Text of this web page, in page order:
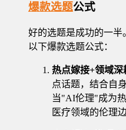
爆款选题公式
好的选题是成功的一半
以下爆款选题公式：
热点嫁接+领域深
点话题，结合自
当"AI伦理"成为
医疗领域的伦理